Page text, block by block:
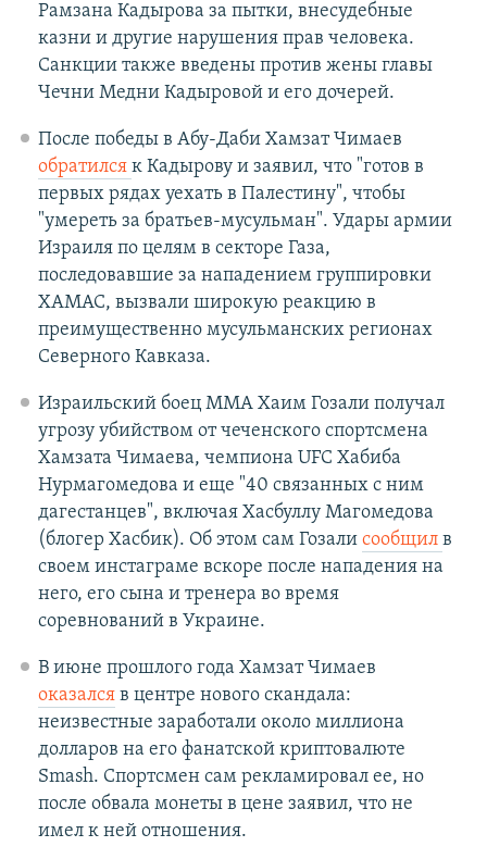
Рамзана Кадырова за пытки, внесудебные
казни и другие нарушения прав человека.
Санкции также введены против жены главы
Чечни Медни Кадыровой и его дочерей.
После победы в Абу-Даби Хамзат Чимаев
обратился к Кадырову и заявил, что "готов в
первых рядах уехать в Палестину", чтобы
"умереть за братьев-мусульман". Удары армии
Израиля по целям в секторе Газа,
последовавшие за нападением группировки
ХАМАС, вызвали широкую реакцию в
преимущественно мусульманских регионах
Северного Кавказа.
Израильский боец ММА Хаим Гозали получал
угрозу убийством от чеченского спортсмена
Хамзата Чимаева, чемпиона UFC Хабиба
Нурмагомедова и еще "40 связанных с ним
дагестанцев", включая Хасбуллу Магомедова
(блогер Хасбик). Об этом сам Гозали сообщил в
своем инстаграме вскоре после нападения на
него, его сына и тренера во время
соревнований в Украине.
В июне прошлого года Хамзат Чимаев
оказалсяв центре нового скандала:
неизвестные заработали около миллиона
долларов на его фанатской криптовалюте
Smash. Спортсмен сам рекламировал ее, но
после обвала монеты в цене заявил, что не
имел к ней отношения.